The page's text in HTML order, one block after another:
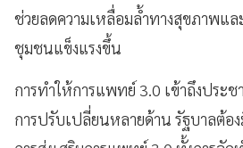
ช่วยลดความเหลื่อมล้ำทางสุขภาพแ
ชุมชนแข็งแรงขึ้น
การทำให้การแพทย์ 3.0 เข้าถึงประ
การปรับเปลี่ยนหลายด้าน รัฐบาลต้อ